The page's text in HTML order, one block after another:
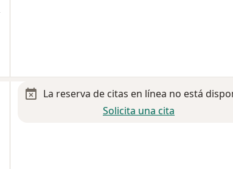
La reserva de citas en línea no está
Solicita una cita